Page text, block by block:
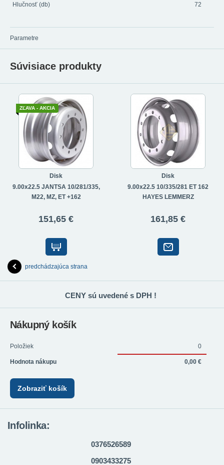
Hlučnosť (db) 72
Parametre
Súvisiace produkty
Disk
9.00x22.5 JANTSA 10/281/335,
M22, MZ, ET +162
ZĽAVA - AKCIA
151,65 €
Disk
9.00x22.5 10/335/281 ET 162
HAYES LEMMERZ
161,85 €
predchádzajúca strana
CENY sú uvedené s DPH !
Nákupný košík
Položiek 0
Hodnota nákupu 0,00 €
Zobraziť košík
Infolinka:
0376526589
0903433275